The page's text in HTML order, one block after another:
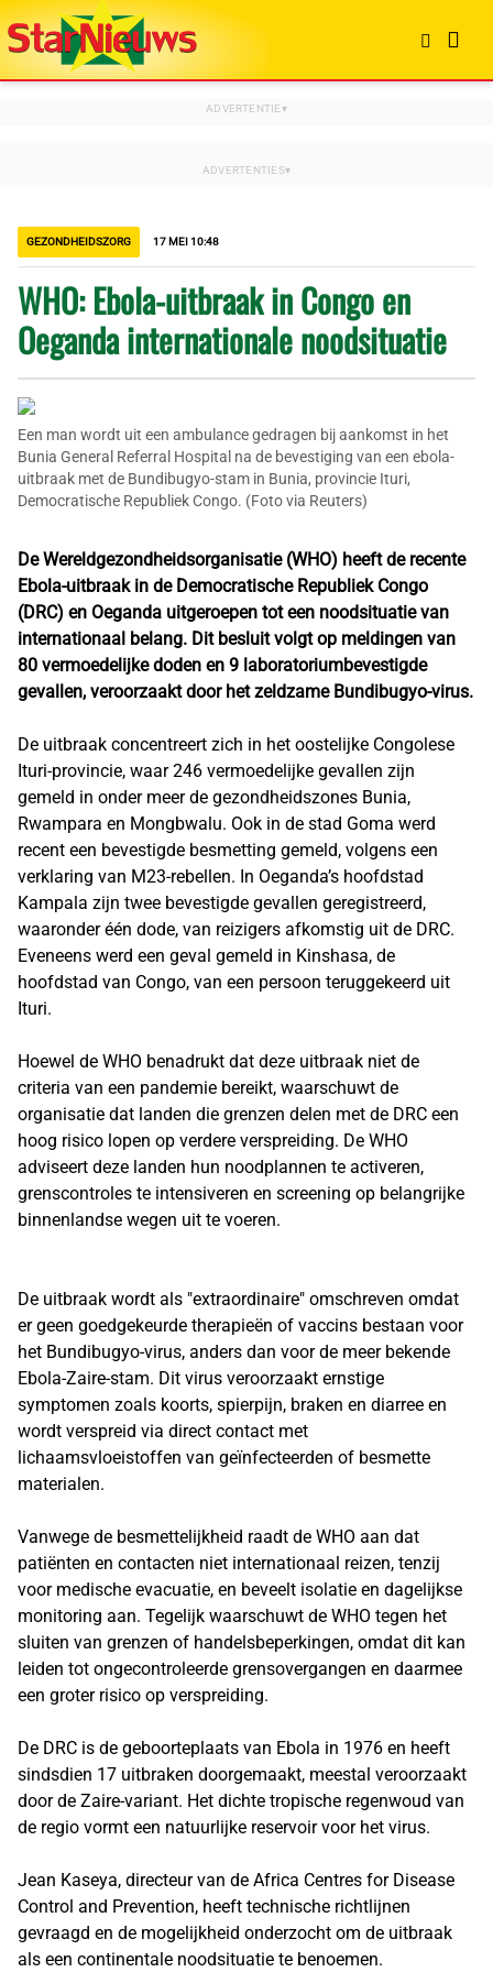
GEZONDHEIDSZORG 17 MEI 10:48
WHO: Ebola-uitbraak in Congo en
Oeganda internationale noodsituatie
Een man wordt uit een ambulance gedragen bij aankomst in het
Bunia General Referral Hospital na de bevestiging van een ebola-
uitbraak met de Bundibugyo-stam in Bunia, provincie Ituri,
Democratische Republiek Congo. (Foto via Reuters)
De Wereldgezondheidsorganisatie (WHO) heeft de recente
Ebola-uitbraak in de Democratische Republiek Congo
(DRC) en Oeganda uitgeroepen tot een noodsituatie van
internationaal belang. Dit besluit volgt op meldingen van
80 vermoedelijke doden en 9 laboratoriumbevestigde
gevallen, veroorzaakt door het zeldzame Bundibugyo-virus.
De uitbraak concentreert zich in het oostelijke Congolese
Ituri-provincie, waar 246 vermoedelijke gevallen zijn
gemeld in onder meer de gezondheidszones Bunia,
Rwampara en Mongbwalu. Ook in de stad Goma werd
recent een bevestigde besmetting gemeld, volgens een
verklaring van M23-rebellen. In Oeganda’s hoofdstad
Kampala zijn twee bevestigde gevallen geregistreerd,
waaronder één dode, van reizigers afkomstig uit de DRC.
Eveneens werd een geval gemeld in Kinshasa, de
hoofdstad van Congo, van een persoon teruggekeerd uit
Ituri.
Hoewel de WHO benadrukt dat deze uitbraak niet de
criteria van een pandemie bereikt, waarschuwt de
organisatie dat landen die grenzen delen met de DRC een
hoog risico lopen op verdere verspreiding. De WHO
adviseert deze landen hun noodplannen te activeren,
grenscontroles te intensiveren en screening op belangrijke
binnenlandse wegen uit te voeren.
De uitbraak wordt als "extraordinaire" omschreven omdat
er geen goedgekeurde therapieën of vaccins bestaan voor
het Bundibugyo-virus, anders dan voor de meer bekende
Ebola-Zaire-stam. Dit virus veroorzaakt ernstige
symptomen zoals koorts, spierpijn, braken en diarree en
wordt verspreid via direct contact met
lichaamsvloeistoffen van geïnfecteerden of besmette
materialen.
Vanwege de besmettelijkheid raadt de WHO aan dat
patiënten en contacten niet internationaal reizen, tenzij
voor medische evacuatie, en beveelt isolatie en dagelijkse
monitoring aan. Tegelijk waarschuwt de WHO tegen het
sluiten van grenzen of handelsbeperkingen, omdat dit kan
leiden tot ongecontroleerde grensovergangen en daarmee
een groter risico op verspreiding.
De DRC is de geboorteplaats van Ebola in 1976 en heeft
sindsdien 17 uitbraken doorgemaakt, meestal veroorzaakt
door de Zaire-variant. Het dichte tropische regenwoud van
de regio vormt een natuurlijke reservoir voor het virus.
Jean Kaseya, directeur van de Africa Centres for Disease
Control and Prevention, heeft technische richtlijnen
gevraagd en de mogelijkheid onderzocht om de uitbraak
als een continentale noodsituatie te benoemen.